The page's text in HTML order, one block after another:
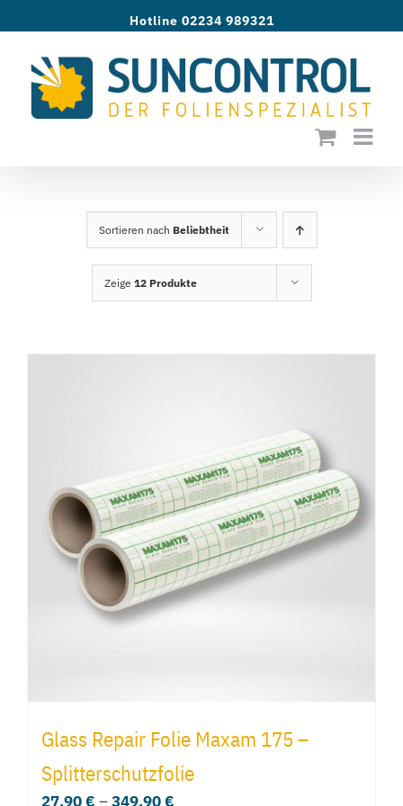
springen
Hotline 02234 989321
Sortieren nach Beliebtheit
Zeige 12 Produkte
Glass Repair Folie Maxam 175 –
Splitterschutzfolie
27,90€ –349,90€